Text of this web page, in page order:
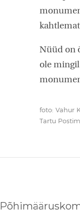
Nüüd on
ole
foto: Vahur
Tartu